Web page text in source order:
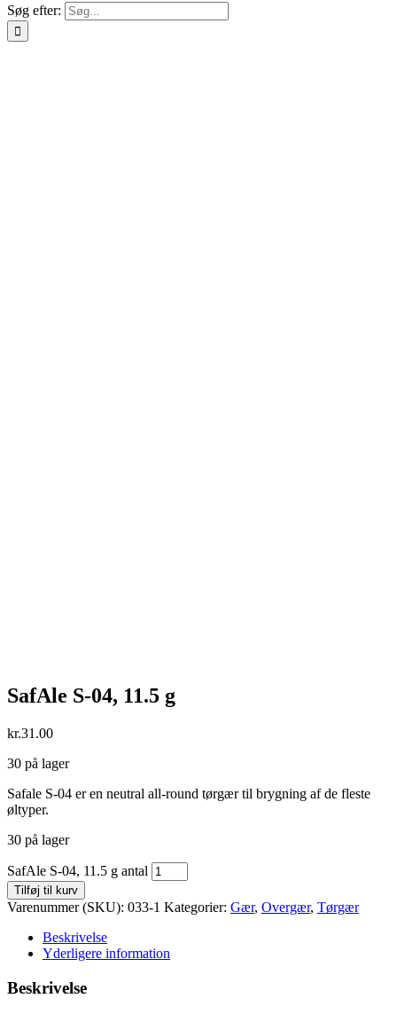
Søg efter:
SafAle S-04, 11.5 g
kr.31.00
30 på lager
Safale S-04 er en neutral all-round tørgær til brygning af de fleste
øltyper.
30 på lager
SafAle S-04, 11.5 g antal
Tilføj til kurv
Varenummer (SKU): 033-1 Kategorier: Gær, Overgær, Tørgær
Beskrivelse
Yderligere information
Beskrivelse